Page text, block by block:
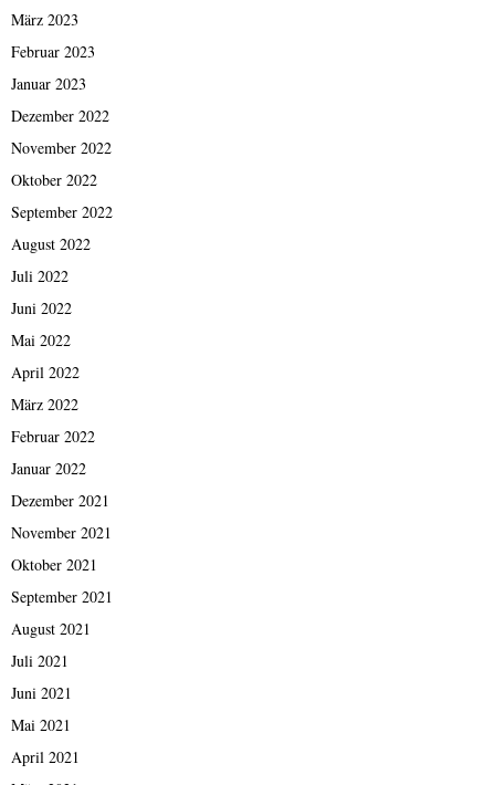
März 2023
Februar 2023
Januar 2023
Dezember 2022
November 2022
Oktober 2022
September 2022
August 2022
Juli 2022
Juni 2022
Mai 2022
April 2022
März 2022
Februar 2022
Januar 2022
Dezember 2021
November 2021
Oktober 2021
September 2021
August 2021
Juli 2021
Juni 2021
Mai 2021
April 2021